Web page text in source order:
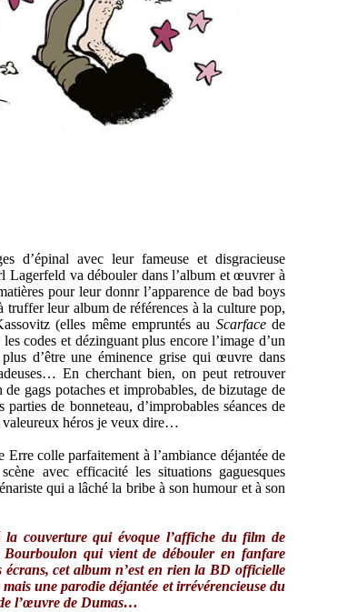
d’épinal avec leur fameuse et disgracieuse
va débouler dans l’album et œuvrer à
pour leur donnr l’apparence de bad boys
leur album de références à la culture pop,
(elles même empruntés au Scarfacede
codes et dézinguant plus encore l’image d’un
d’être une éminence grise qui œuvre dans
En cherchant bien, on peut retrouver
gags potaches et improbables, de bizutage de
de bonneteau, d’improbables séances de
héros je veux dire…
Erre colle parfaitement à l’ambiance déjantée de
avec efficacité les situations gaguesques
qui a lâché la bribe à son humour et à son
la couverture qui évoque l’affiche du film de
qui vient de débouler en fanfare
écrans, cet album n’est en rien la BD officielle
une parodie déjantée et irrévérencieuse du
l’œuvre de Dumas…